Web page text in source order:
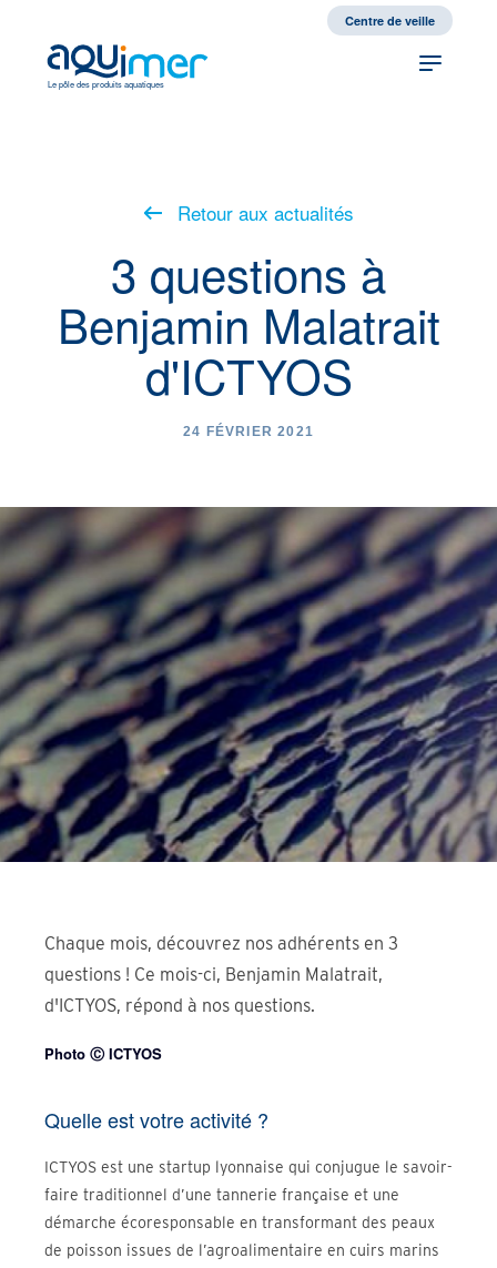
Centre de veille
Le pôle des produits aquatiques
Retour aux actualités
3 questions à
Benjamin Malatrait
d'ICTYOS
24 FÉVRIER 2021
Chaque mois, découvrez nos adhérents en 3
questions ! Ce mois-ci, Benjamin Malatrait,
d'ICTYOS, répond à nos questions.
Photo Ⓒ ICTYOS
Quelle est votre activité ?
ICTYOS est une startup lyonnaise qui conjugue le savoir-
faire traditionnel d’une tannerie française et une
démarche écoresponsable en transformant des peaux
de poisson issues de l’agroalimentaire en cuirs marins